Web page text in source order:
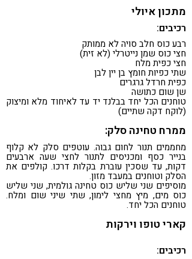
מתכון איולי
רכיבים:
רבע כוס חלב סויה לא ממותק
חצי כוס שמן נייטרלי (לא זית)
חצי כפית מלח
שתי כפיות חומץ בן יין לבן
כפית חרדל גרגרים
שן שום כתושה
טוחנים הכל יחד בבלנד יד עד לאיחוד מלא ומיצוק
(לוקח דקה שתיים)
ממרח טחינה סלק:
מחממים תנור לחום גבוה. עוטפים סלק לא קלוף
בנייר כסף ומכניסים לתנור לחצי שעה ארבעים
דקות, עד שסכין עוברת בקלות דרכו. קולפים את
הסלק וטוחנים במעבד מזון.
מוסיפים שני שליש כוס טחינה גולמית, שני שליש
כוס מים, מיץ מחצי לימון, שתי שיני שום ומלח.
טוחנים הכל יחד.
קארי טופו וירקות
רכיבים: